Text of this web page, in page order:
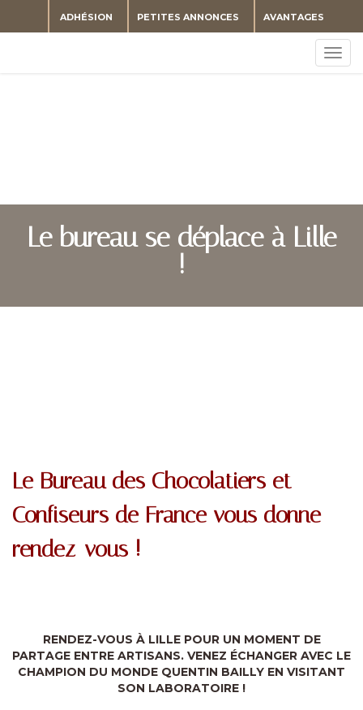
AVANTAGES
PETITES ANNONCES
ADHÉSION
Le bureau se déplace à Lille
!
Le Bureau des Chocolatiers et
Confiseurs de France vous donne
rendez-vous !
RENDEZ-VOUS À LILLE POUR UN MOMENT DE
PARTAGE ENTRE ARTISANS. VENEZ ÉCHANGER AVEC LE
CHAMPION DU MONDE QUENTIN BAILLY EN VISITANT
SON LABORATOIRE !